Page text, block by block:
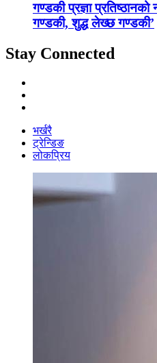
गण्डकी प्रज्ञा
गण्डकी, शुद्ध लेख्छ गण्डकी’
Stay Connected
भर्खरै
ट्रेन्डिङ
लोकप्रिय